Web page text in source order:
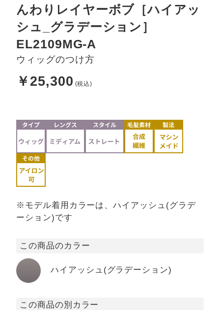
んわりレイヤーボブ［ハイアッ
シュ_グラデーション］
EL2109MG-A
ウィッグのつけ方
￥25,300
※モデル着用カラーは、ハイアッシュ(グラデ
ーション)です
この商品のカラー
ハイアッシュ(グラデーション)
この商品の別カラー